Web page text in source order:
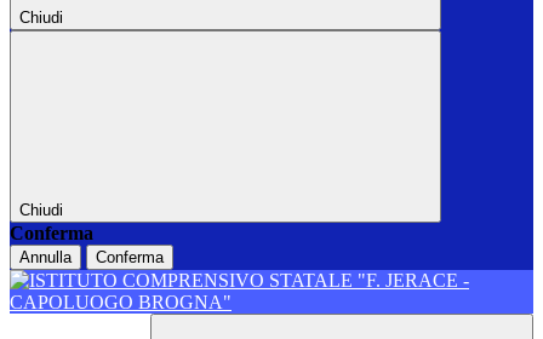
Chiudi
Chiudi
Conferma
Annulla Conferma